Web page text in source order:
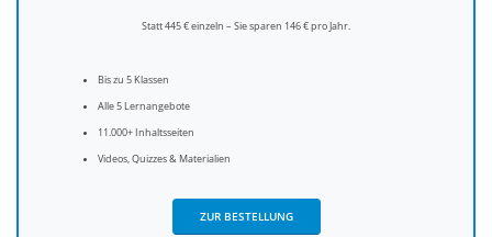
Statt 445 € einzeln – Sie sparen 146 € pro Jahr.
Bis zu 5 Klassen
Alle 5 Lernangebote
11.000+ Inhaltsseiten
Videos, Quizzes & Materialien
ZUR BESTELLUNG